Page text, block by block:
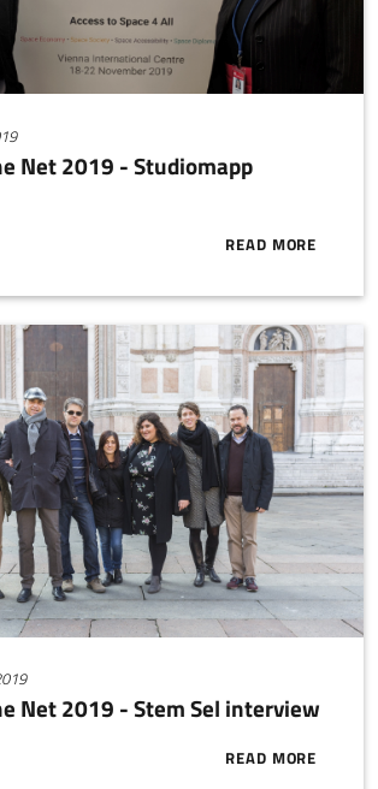
Net 2019 - Studiomapp
READ MORE
ABOUT
Net 2019 - Stem Sel interview
READ MORE
ABOUT